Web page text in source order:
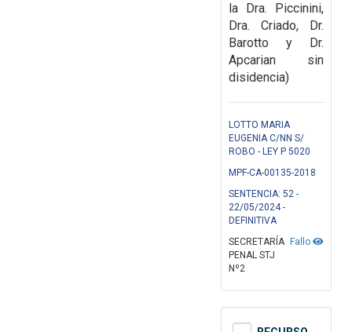
la Dra. Piccinini,
Dra. Criado, Dr.
Barotto y Dr.
Apcarian sin
disidencia)
LOTTO MARIA
EUGENIA C/NN S/
ROBO - LEY P 5020
MPF-CA-00135-2018
SENTENCIA: 52 -
22/05/2024 -
DEFINITIVA
Fallo
SECRETARÍA
PENAL STJ
Nº2